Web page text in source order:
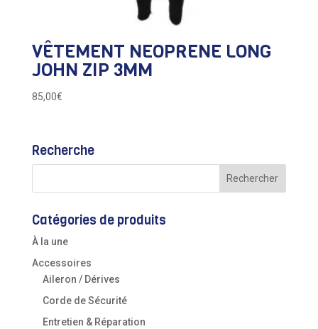
VÊTEMENT NEOPRENE LONG
JOHN ZIP 3MM
85,00€
Recherche
Catégories de produits
À la une
Accessoires
Aileron / Dérives
Corde de Sécurité
Entretien & Réparation